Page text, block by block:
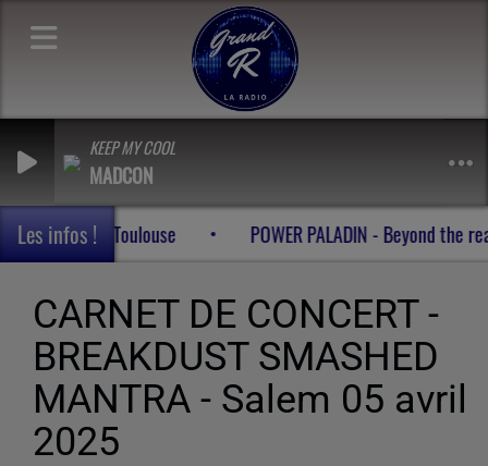
KEEP MY COOL
MADCON
Les infos !
05/2026 à l' Open Live à St Aban - Toulouse POWER
CARNET DE CONCERT -
BREAKDUST SMASHED
MANTRA - Salem 05 avril
2025